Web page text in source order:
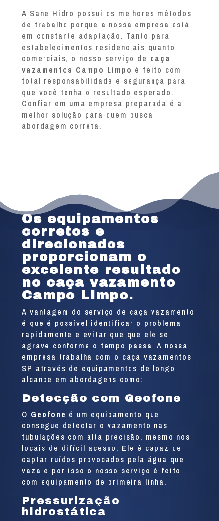
A Sane Hidro possui os melhores métodos
de trabalho porque a nossa empresa está
em constante adaptação. Tanto para
estabelecimentos residenciais quanto
comerciais, o nosso serviço de caça
vazamentos Campo Limpo é feito com
total responsabilidade e segurança para
que você tenha o resultado esperado.
Confiar em uma empresa preparada é a
melhor solução para quem busca
abordagem correta.
Os equipamentos
corretos e
direcionados
proporcionam o
excelente resultado
no caça vazamento
Campo Limpo.
A vantagem do serviço de caça vazamento
é que é possível identificar o problema
rapidamente e evitar que que ele se
agrave conforme o tempo passa. A nossa
empresa trabalha com o caça vazamentos
SP através de equipamentos de longo
alcance em abordagens como:
Detecção com Geofone
O Geofone é um equipamento que
consegue detectar o vazamento nas
tubulações com alta precisão, mesmo nos
locais de difícil acesso. Ele é capaz de
captar ruídos provocados pela água que
vaza e por isso o nosso serviço é feito
com equipamento de primeira linha.
Pressurização
hidrostática